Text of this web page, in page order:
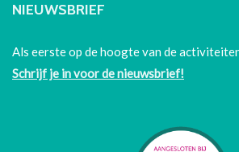
NIEUWSBRIEF
Als eerste op de hoogte van de
Schrijf je in voor de nieuwsbrief!